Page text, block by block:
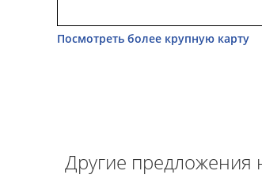
Посмотреть более крупную карту
Другие предложения